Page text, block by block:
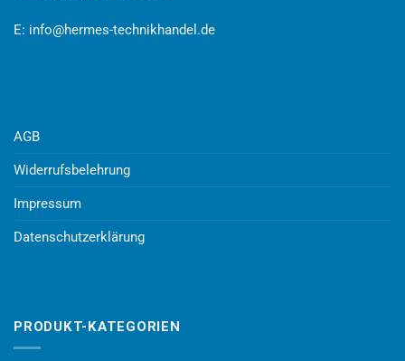
E: info@hermes-technikhandel.de
AGB
Widerrufsbelehrung
Impressum
Datenschutzerklärung
PRODUKT-KATEGORIEN